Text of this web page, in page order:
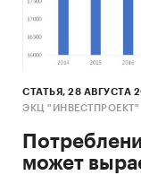
В 2016-2022
(Нидерланды)
Наименование
проекта
СТАТЬЯ, 28 АВГУСТА
ЭКЦ "ИНВЕСТПРОЕКТ"
может